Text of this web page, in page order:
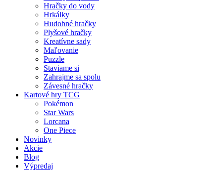
Hračky do vody
Hrkálky
Hudobné hračky
Plyšové hračky
Kreatívne sady
Maľovanie
Puzzle
Staviame si
Zahrajme sa spolu
Závesné hračky
Kartové hry TCG
Pokémon
Star Wars
Lorcana
One Piece
Novinky
Akcie
Blog
Výpredaj